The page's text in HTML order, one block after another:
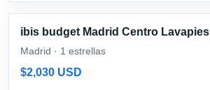
ibis budget Madrid Centro Lavapies
Madrid · 1 estrellas
$2,030 USD